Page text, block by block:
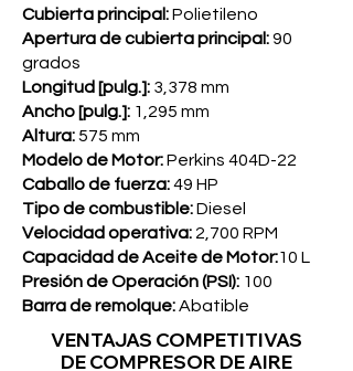
Cubierta principal:Polietileno
Apertura de cubierta principal:90
grados
Longitud [pulg.]: 3,378 mm
Ancho [pulg.]: 1,295 mm
Altura:575 mm
Modelo de Motor:Perkins 404D-22
Caballo de fuerza:49 HP
Tipo de combustible:Diesel
Velocidad operativa: 2,700 RPM
Capacidad de Aceite de Motor:10 L
Presión de Operación (PSI): 100
Barra de remolque:Abatible
VENTAJAS COMPETITIVAS
DECOMPRESOR DE AIRE